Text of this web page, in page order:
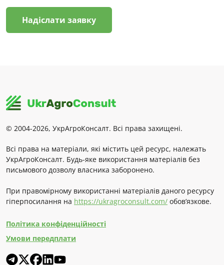
Надіслати заявку
© 2004-2026, УкрАгроКонсалт. Всі права захищені.
Всі права на матеріали, які містить цей ресурс, належать
УкрАгроКонсалт. Будь-яке використання матеріалів без
письмового дозволу власника заборонено.
При правомірному використанні матеріалів даного ресурсу
гіперпосилання на https://ukragroconsult.com/ обов’язкове.
Політика конфіденційності
Умови передплати